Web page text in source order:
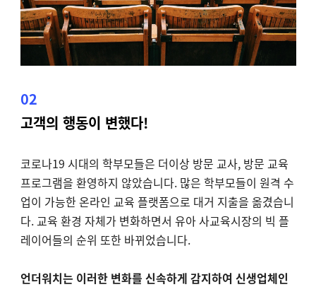
02
고객의 행동이 변했다!
코로나19 시대의 학부모들은 더이상 방문 교사, 방문 교육
프로그램을 환영하지 않았습니다. 많은 학부모들이 원격 수
업이 가능한 온라인 교육 플랫폼으로 대거 지출을 옮겼습니
다.교육 환경 자체가 변화하면서 유아 사교육시장의 빅 플
레이어들의 순위 또한 바뀌었습니다.
언더워치는 이러한 변화를 신속하게 감지하여 신생업체인